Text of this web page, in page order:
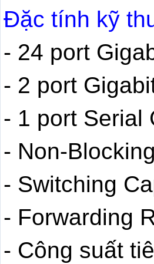
Đặc tính kỹ
- 24 port
- 2 port
- 1 port Serial
- Non-
- Switching
- Forwarding
- Công suất